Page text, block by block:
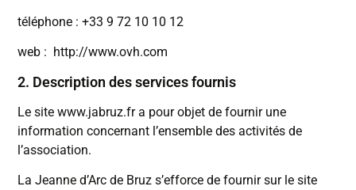
téléphone : +33 9 72 10 10 12
web : http://www.ovh.com
2. Description des services fournis
Le site www.jabruz.fr a pour objet de fournir une
information concernant l’ensemble des activités de
l’association.
La Jeanne d’Arc de Bruz s’efforce de fournir sur le site